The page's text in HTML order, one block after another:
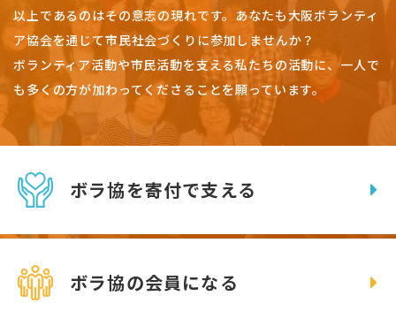
以上であるのはその意志の現れです。 あなたも大阪ボランティ
ア協会を通じて市民社会づくりに参加しませんか？
ボランティア活動や市民活動を支える私たちの活動に、一人で
も多くの方が加わってくださることを願っています。
ボラ協を寄付で支える
ボラ協の会員になる